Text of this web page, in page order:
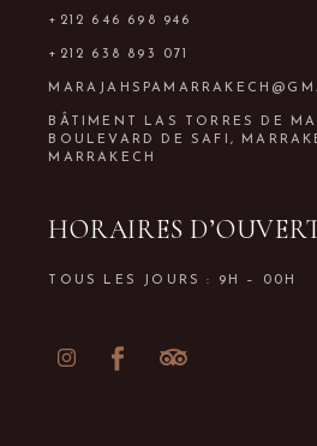
+212 646 698 946
+212 638 893 071
BÂTIMENT LAS TORRES DE
BOULEVARD DE SAFI,
MARRAKECH
HORAIRES
TOUS LES JOURS : 9H – 00H